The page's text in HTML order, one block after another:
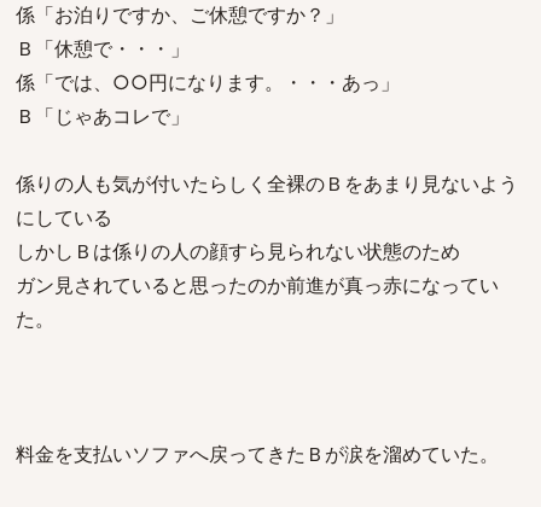
係「お泊りですか、ご休憩ですか？」
Ｂ「休憩で・・・」
係「では、○○円になります。・・・あっ」
Ｂ「じゃあコレで」
係りの人も気が付いたらしく全裸のＢをあまり見ないよう
にしている
しかしＢは係りの人の顔すら見られない状態のため
ガン見されていると思ったのか前進が真っ赤になってい
た。
料金を支払いソファへ戻ってきたＢが涙を溜めていた。